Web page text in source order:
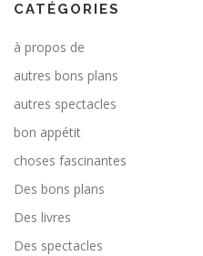
CATÉGORIES
à propos de
autres bons plans
autres spectacles
bon appétit
choses fascinantes
Des bons plans
Des livres
Des spectacles